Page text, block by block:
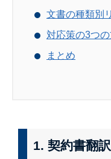
文書の種類別
対応策の3つ
まとめ
1. 契約書翻